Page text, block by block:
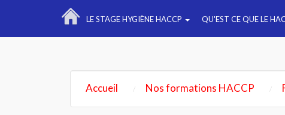
LE STAGE HYGIÈNE HACCP QU'EST CE QUE LE
Accueil Nos formations HACCP